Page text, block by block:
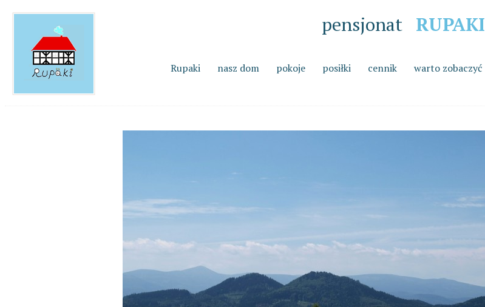
pensjonat RUPAKI
Rupaki nasz dom pokoje posiłki cennik warto zobaczyć